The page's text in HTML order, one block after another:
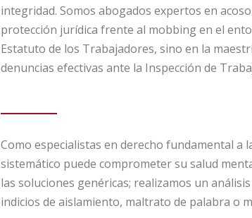
integridad. Somos abogados expertos en
protección jurídica frente al mobbing en el
Estatuto de los Trabajadores, sino en la
denuncias efectivas ante la Inspección de
Como especialistas en derecho fundamental
sistemático puede comprometer su salud
las soluciones genéricas; realizamos un
indicios de aislamiento, maltrato de palabra o